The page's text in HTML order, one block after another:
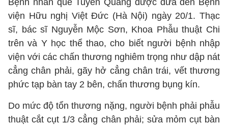
Bệnh nhân quê Tuyên Quang được đưa đến Bệnh
viện Hữu nghị Việt Đức (Hà Nội) ngày 20/1. Thạc
sĩ, bác sĩ Nguyễn Mộc Sơn, Khoa Phẫu thuật Chi
trên và Y học thể thao, cho biết người bệnh nhập
viện với các chấn thương nghiêm trọng như dập nát
cẳng chân phải, gãy hở cẳng chân trái, vết thương
phức tạp bàn tay 2 bên, chấn thương bụng kín.
Do mức độ tổn thương nặng, người bệnh phải phẫu
thuật cắt cụt 1/3 cẳng chân phải; sửa mỏm cụt bàn